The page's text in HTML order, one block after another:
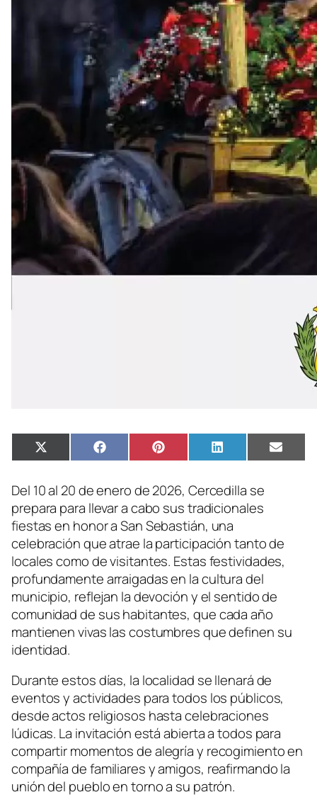
Compartir
en
X
(Twitter)
Compartir
en
FacebookCompartir
en
PinterestCompartir
en
LinkedIn
en
Email
Del 10 al 20 de enero de 2026, Cercedilla se
prepara para llevar a cabo sus tradicionales
fiestas en honor a San Sebastián, una
celebración que atrae la participación tanto de
locales como de visitantes. Estas festividades,
profundamente arraigadas en la cultura del
municipio, reflejan la devoción y el sentido de
comunidad de sus habitantes, que cada año
mantienen vivas las costumbres que definen su
identidad.
Durante estos días, la localidad se llenará de
eventos y actividades para todos los públicos,
desde actos religiosos hasta celebraciones
lúdicas. La invitación está abierta a todos para
compartir momentos de alegría y recogimiento en
compañía de familiares y amigos, reafirmando la
unión del pueblo en torno a su patrón.